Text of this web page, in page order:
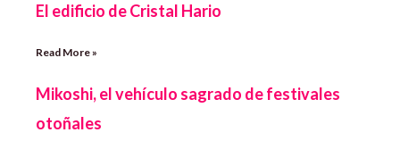
El edificio de Cristal Hario
Read More »
Mikoshi, el vehículo sagrado de festivales
otoñales